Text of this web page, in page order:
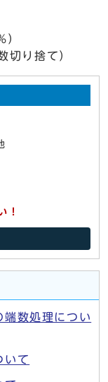
り捨て）
！
端数処理につい
いて